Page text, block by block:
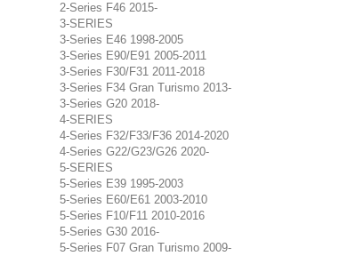
2-Series F46 2015-
3-SERIES
3-Series E46 1998-2005
3-Series E90/E91 2005-2011
3-Series F30/F31 2011-2018
3-Series F34 Gran Turismo 2013-
3-Series G20 2018-
4-SERIES
4-Series F32/F33/F36 2014-2020
4-Series G22/G23/G26 2020-
5-SERIES
5-Series E39 1995-2003
5-Series E60/E61 2003-2010
5-Series F10/F11 2010-2016
5-Series G30 2016-
5-Series F07 Gran Turismo 2009-